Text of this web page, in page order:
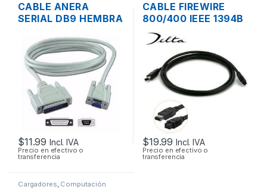
CABLE ANERA
SERIAL DB9 HEMBRA
MACHO 1.8MTS
$11.99 Incl. IVA
Precio en efectivo o
transferencia
CABLE FIREWIRE
800/400 IEEE 1394B
9/6 PINES MACHO
DE 2 PIES 60CM
$19.99 Incl. IVA
Precio en efectivo o
transferencia
Cargadores, Computación